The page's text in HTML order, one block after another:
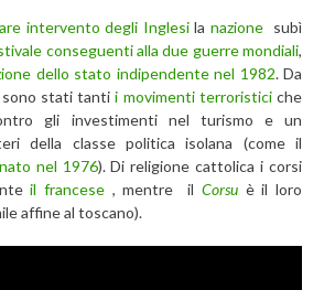
intervento degli Inglesila nazione subì
conseguenti alla due guerre mondiali,
dello stato indipendente nel 1982. Da
sono stati tantii movimenti terroristiciche
gli investimenti nel turismo e un
della classe politica isolana (come il
nel 1976). Di religione cattolica i corsi
il francese, mentre ilCorsu è il loro
affine al toscano).